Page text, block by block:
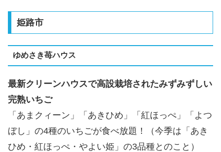
姫路市
ゆめさき苺ハウス
最新クリーンハウスで高設栽培されたみずみずしい
完熟いちご
「あまクィーン」「あきひめ」「紅ほっぺ」「よつ
ぼし」の4種のいちごが食べ放題！（今季は「あき
ひめ・紅ほっぺ・やよい姫」の3品種とのこと）